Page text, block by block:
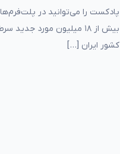
پادکست را می‌توانید در
بیش از ۱۸ میلیون مورد
کشور ایران […]